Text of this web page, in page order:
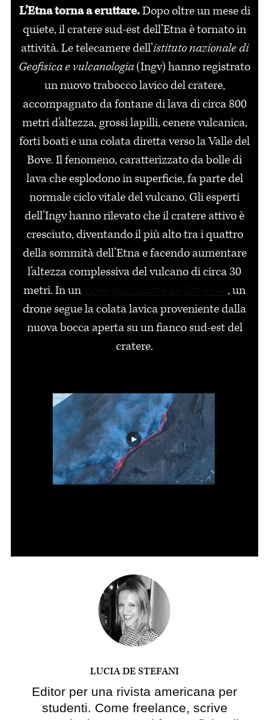
L’Etna torna a eruttare.Dopo oltre un mese di
quiete, il cratere sud-est dell’Etna è tornato in
attività. Le telecamere dell’istituto nazionale di
Geofisica e vulcanologia(Ingv) hanno registrato
un nuovo trabocco lavico del cratere,
accompagnato da fontane di lava di circa 800
metri d’altezza, grossi lapilli, cenere vulcanica,
forti boati e una colata diretta verso la Valle del
Bove. Il fenomeno, caratterizzato da bolle di
lava che esplodono in superficie, fa parte del
normale ciclo vitale del vulcano. Gli esperti
dell’Ingv hanno rilevato che il cratere attivo è
cresciuto, diventando il più alto tra i quattro
della sommità dell’Etna e facendo aumentare
l’altezza complessiva del vulcano di circa 30
metri. In un
, un
drone segue la colata lavica proveniente dalla
nuova bocca aperta su un fianco sud-est del
cratere.
LUCIA DE STEFANI
Editor per una rivista americana per
studenti. Come freelance, scrive